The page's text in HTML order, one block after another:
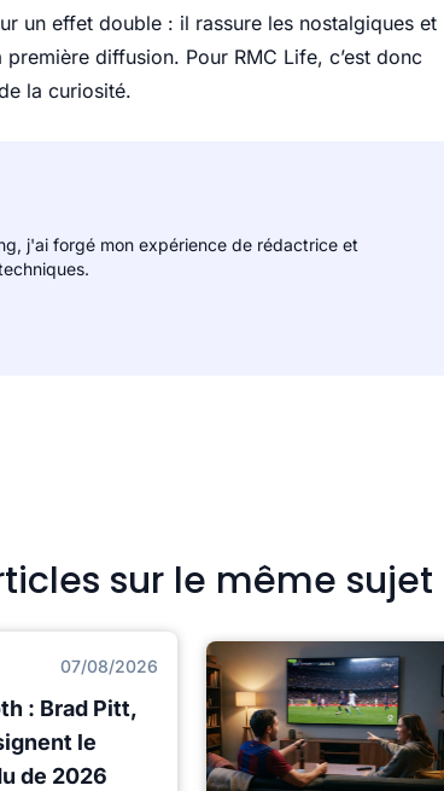
un effet double : il rassure les nostalgiques et
diffusion. Pour RMC Life, c’est donc
la curiosité.
j'ai forgé mon expérience de rédactrice et
sur le même sujet
07/08/2026
: Brad Pitt,
le
de 2026